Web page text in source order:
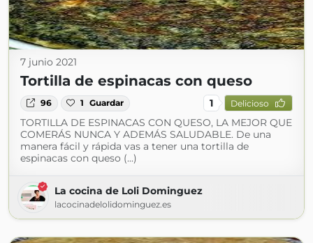
7 junio 2021
Tortilla de espinacas con queso
96 1 Guardar 1 Delicioso
TORTILLA DE ESPINACAS CON QUESO, LA MEJOR QUE
COMERÁS NUNCA Y ADEMÁS SALUDABLE. De una
manera fácil y rápida vas a tener una tortilla de
espinacas con queso (...)
La cocina de Loli Dominguez
lacocinadelolidominguez.es